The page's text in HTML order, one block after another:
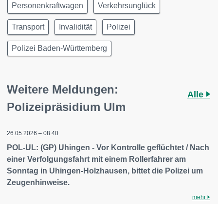
Personenkraftwagen Verkehrsunglück
Transport Invalidität Polizei
Polizei Baden-Württemberg
Weitere Meldungen:
Polizeipräsidium Ulm
Alle
26.05.2026 – 08:40
POL-UL: (GP) Uhingen - Vor Kontrolle geflüchtet / Nach
einer Verfolgungsfahrt mit einem Rollerfahrer am
Sonntag in Uhingen-Holzhausen, bittet die Polizei um
Zeugenhinweise.
mehr